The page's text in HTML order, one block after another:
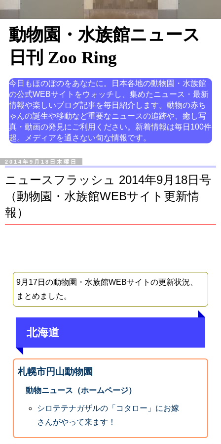
動物園・水族館ニュース
日刊 Zoo Ring
今日もほのぼのをあなたに。日本各地の動物園・水族館
の公式WEBサイトをウォッチし、集めたニュース・最新
情報や楽しいブログ記事を毎日紹介します。動物の赤ち
ゃんの誕生や移動など重要なニュースの追跡や、癒し写
真・動画の発見にご利用ください。新着情報は毎日100件
超。メディアを通さない旬な情報です。
2014年9月18日木曜日
ニュースフラッシュ 2014年9月18日号
（動物園・水族館WEBサイト更新情
報）
9月17日の動物園・水族館WEBサイトの更新状況、
まとめました。
北海道
札幌市円山動物園
動物ニュース（ホームページ）
シロテテナガザルの「コタロー」にお嫁
さんがやって来ます！